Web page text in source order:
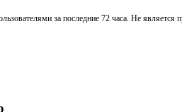
за последние 72 часа. Не является